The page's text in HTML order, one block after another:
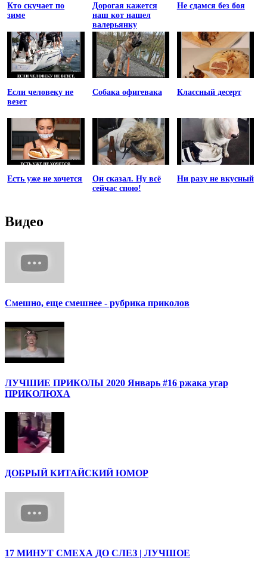
Кто скучает по
зиме
Дорогая кажется
наш кот нашел
валерьянку
Не сдамся без боя
Если человеку не
везет
Собака офигевака Классный десерт
Есть уже не хочется
Он сказал. Ну всё
сейчас спою!
Ни разу не вкусный
Видео
Смешно, еще смешнее - рубрика приколов
ЛУЧШИЕ ПРИКОЛЫ 2020 Январь #16 ржака угар
ПРИКОЛЮХА
ДОБРЫЙ КИТАЙСКИЙ ЮМОР
17 МИНУТ СМЕХА ДО СЛЕЗ | ЛУЧШОЕ